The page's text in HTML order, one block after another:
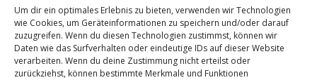
Um dir ein optimales Erlebnis zu bieten, verwenden wir Technologien
wie Cookies, um Geräteinformationen zu speichern und/oder darauf
zuzugreifen. Wenn du diesen Technologien zustimmst, können wir
Daten wie das Surfverhalten oder eindeutige IDs auf dieser Website
verarbeiten. Wenn du deine Zustimmung nicht erteilst oder
zurückziehst, können bestimmte Merkmale und Funktionen
Bad Dürrenberg|Reisebüro Bad Dürrenberg|
Versicherung Bad Dürrenberg
Contents [show]